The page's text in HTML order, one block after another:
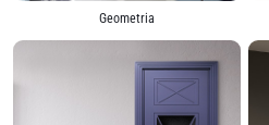
Geometria